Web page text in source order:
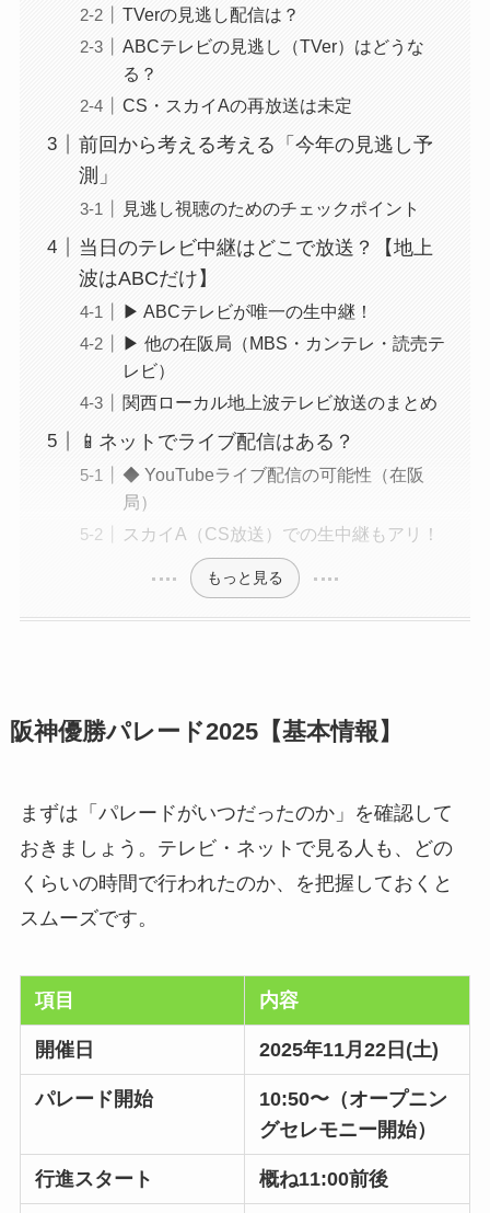
TVerの見逃し配信は？
ABCテレビの見逃し（TVer）はどうな
る？
CS・スカイAの再放送は未定
前回から考える考える「今年の見逃し予
測」
見逃し視聴のためのチェックポイント
当日のテレビ中継はどこで放送？【地上
波はABCだけ】
▶ ABCテレビが唯一の生中継！
▶ 他の在阪局（MBS・カンテレ・読売テ
レビ）
関西ローカル地上波テレビ放送のまとめ
📱ネットでライブ配信はある？
◆ YouTubeライブ配信の可能性（在阪
局）
スカイA（CS放送）での生中継もアリ！
もっと見る
阪神優勝パレード2025【基本情報】
まずは「パレードがいつだったのか」を確認して
おきましょう。テレビ・ネットで見る人も、どの
くらいの時間で行われたのか、を把握しておくと
スムーズです。
項目 内容
開催日 2025年11月22日(土)
パレード開始
10:50〜（オープニン
グセレモニー開始）
行進スタート 概ね11:00前後